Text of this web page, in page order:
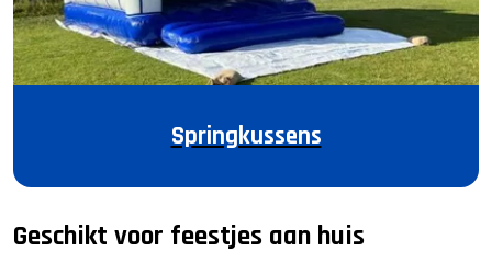
Springkussens
Geschikt voor feestjes aan huis